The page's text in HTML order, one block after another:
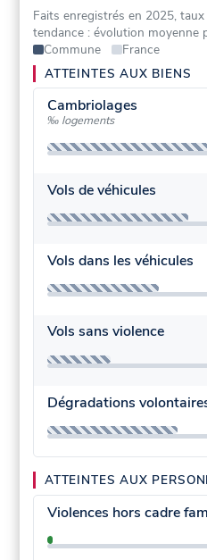
Faits enregistrés en 2025,
tendance : évolution moyenne
Commune
France
ATTEINTES AUX BIENS
Cambriolages
‰ logements
Vols de véhicules
Vols dans les véhicules
Vols sans violence
Dégradations
ATTEINTES AUX
Violences hors cadre